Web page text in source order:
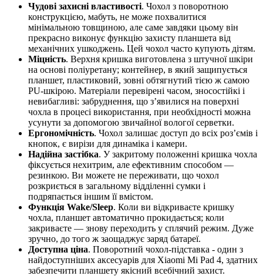
Чудові захисні властивості. Чохол з поворотною
конструкцією, мабуть, не може похвалитися
мінімальною товщиною, але саме завдяки цьому він
прекрасно виконує функцію захисту планшета від
механічних ушкоджень. Цей чохол часто купують дітям.
Міцність. Верхня кришка виготовлена з штучної шкіри
на основі поліуретану; контейнер, в який защипується
планшет, пластиковий, зовні обтягнутий тією ж самою
PU-шкірою. Матеріали перевірені часом, зносостійкі і
невибагливі: забруднення, що з’явилися на поверхні
чохла в процесі використання, при необхідності можна
усунути за допомогою звичайної вологої серветки.
Ергономічність. Чохол залишає доступ до всіх роз’ємів і
кнопок, є вирізи для динаміка і камери.
Надійна застібка. У закритому положенні кришка чохла
фіксується нехитрим, але ефективним способом —
резинкою. Ви можете не переживати, що чохол
розкриється в загальному відділенні сумки і
подряпається іншим її вмістом.
Функція Wake/Sleep. Коли ви відкриваєте кришку
чохла, планшет автоматично прокидається; коли
закриваєте — знову переходить у сплячий режим. Дуже
зручно, до того ж заощаджує заряд батареї.
Доступна ціна. Поворотний чохол-підставка - один з
найдоступніших аксесуарів для Xiaomi Mi Pad 4, здатних
забезпечити планшету якісний всебічний захист.